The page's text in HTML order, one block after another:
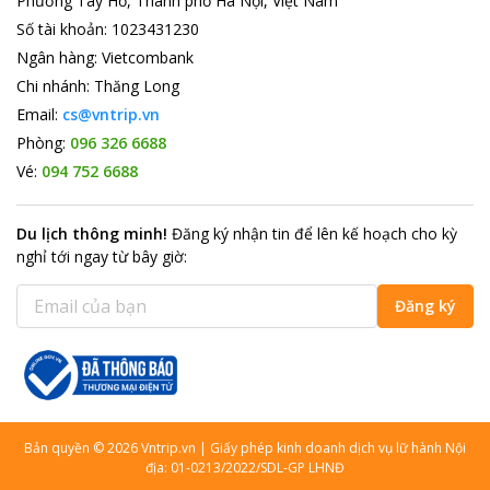
Số tài khoản: 1023431230
Ngân hàng: Vietcombank
Chi nhánh: Thăng Long
Email: cs@vntrip.vn
Phòng: 096 326 6688
Vé: 094 752 6688
Du lịch thông minh! Đăng ký nhận tin để lên kế hoạch cho kỳ
nghỉ tới ngay từ bây giờ:
Đăng ký
Bản quyền ©2026Vntrip.vn | Giấy phép kinh doanh dịch vụ lữ hành Nội
địa: 01-0213/2022/SDL-GP LHNĐ